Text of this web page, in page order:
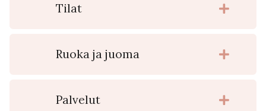
Tilat
Ruoka ja juoma
Palvelut